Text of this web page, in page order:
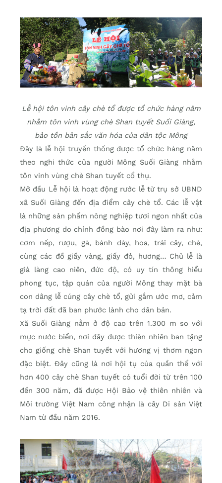
Lễ hội tôn vinh cây chè tổ được tổ chức hàng năm
nhằm tôn vinh vùng chè Shan tuyết Suối Giàng,
bảo tồn bản sắc văn hóa của dân tộc Mông
Đây là lễ hội truyền thống được tổ chức hàng năm
theo nghi thức của người Mông Suối Giàng nhằm
tôn vinh vùng chè Shan tuyết cổ thụ.
Mở đầu Lễ hội là hoạt động rước lễ từ trụ sở UBND
xã Suối Giàng đến địa điểm cây chè tổ. Các lễ vật
là những sản phẩm nông nghiệp tươi ngon nhất của
địa phương do chính đồng bào nơi đây làm ra như:
cơm nếp, rượu, gà, bánh dày, hoa, trái cây, chè,
cùng các đồ giấy vàng, giấy đỏ, hương… Chủ lễ là
già làng cao niên, đức độ, có uy tín thông hiểu
phong tục, tập quán của người Mông thay mặt bà
con dâng lễ cúng cây chè tổ, gửi gắm ước mơ, cảm
tạ trời đất đã ban phước lành cho dân bản.
Xã Suối Giàng nằm ở độ cao trên 1.300 m so với
mực nước biển, nơi đây được thiên nhiên ban tặng
cho giống chè Shan tuyết với hương vị thơm ngon
đặc biệt. Đây cũng là nơi hội tụ của quần thể với
hơn 400 cây chè Shan tuyết có tuổi đời từ trên 100
đến 300 năm, đã được Hội Bảo vệ thiên nhiên và
Môi trường Việt Nam công nhận là cây Di sản Việt
Nam từ đầu năm 2016.